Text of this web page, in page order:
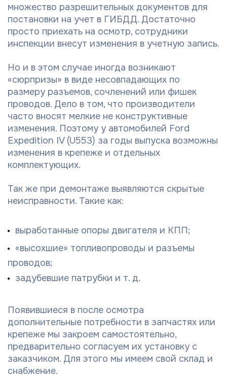
множество разрешительных документов для
постановки на учет в ГИБДД. Достаточно
просто приехать на осмотр, сотрудники
инспекции внесут изменения в учетную запись.
Но и в этом случае иногда возникают
«сюрпризы» в виде несовпадающих по
размеру разъемов, сочленений или фишек
проводов. Дело в том, что производители
часто вносят мелкие не конструктивные
изменения. Поэтому у автомобилей Ford
Expedition IV (U553) за годы выпуска возможны
изменения в крепеже и отдельных
комплектующих.
Так же при демонтаже выявляются скрытые
неисправности. Такие как:
выработанные опоры двигателя и КПП;
«высохшие» топливопроводы и разъемы
проводов;
задубевшие патрубки и т. д.
Появившиеся в после осмотра
дополнительные потребности в запчастях или
крепеже мы закроем самостоятельно,
предварительно согласуем их установку с
заказчиком. Для этого мы имеем свой склад и
снабжение.